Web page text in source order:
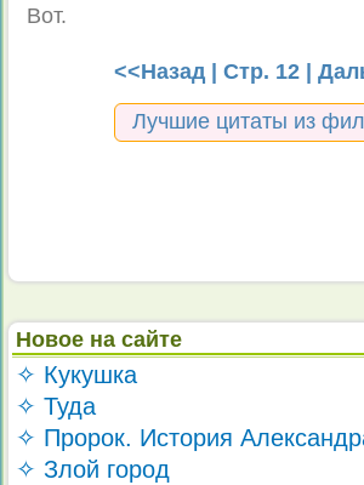
Вот.
<<Назад | Стр. 12 |
Лучшие цитаты из
Новое на сайте
✧ Кукушка
✧ Туда
✧ Пророк. История
✧ Злой город